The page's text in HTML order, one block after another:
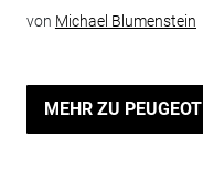
von Michael Blumenstein
MEHR ZU PEUGEOT